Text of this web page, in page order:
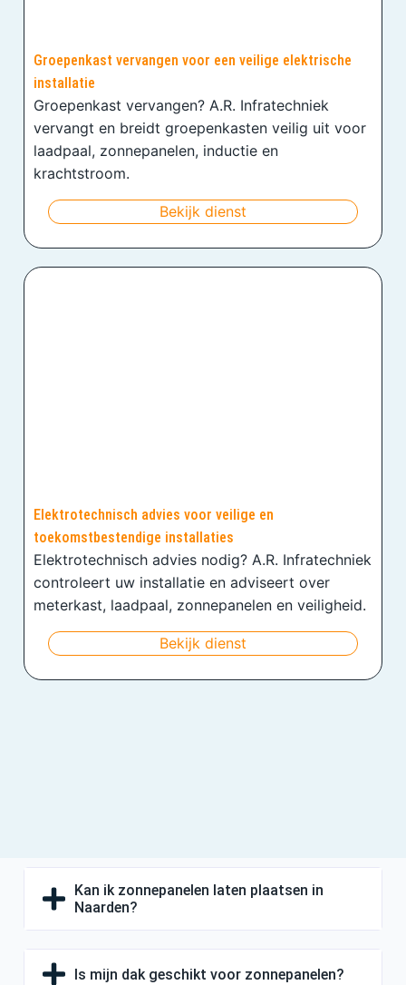
Groepenkast vervangen voor een veilige elektrische
installatie
Groepenkast vervangen? A.R. Infratechniek
vervangt en breidt groepenkasten veilig uit voor
laadpaal, zonnepanelen, inductie en
krachtstroom.
Bekijk dienst
Elektrotechnisch advies voor veilige en
toekomstbestendige installaties
Elektrotechnisch advies nodig? A.R. Infratechniek
controleert uw installatie en adviseert over
meterkast, laadpaal, zonnepanelen en veiligheid.
Bekijk dienst
Kan ik zonnepanelen laten plaatsen in
Naarden?
Is mijn dak geschikt voor zonnepanelen?